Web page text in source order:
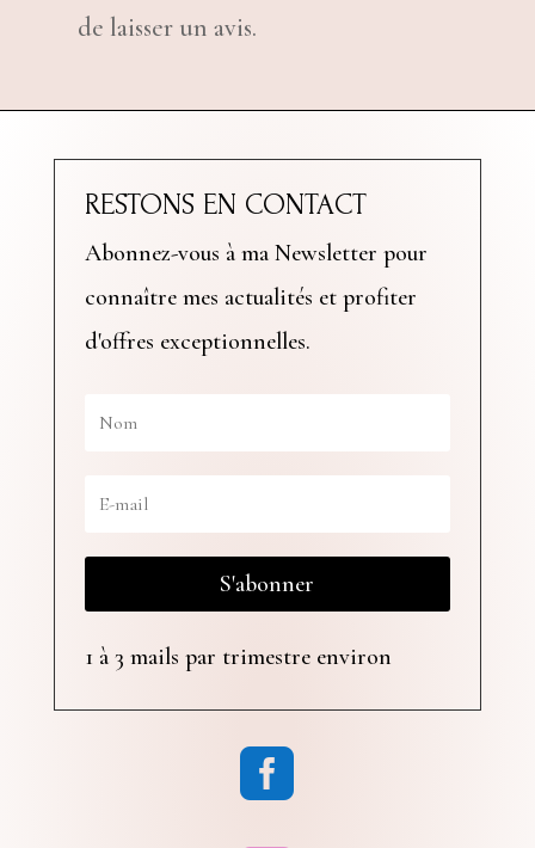
de laisser un avis.
RESTONS EN CONTACT
Abonnez-vous à ma Newsletter pour
connaître mes actualités et profiter
d'offres exceptionnelles.
S'abonner
1 à 3 mails par trimestre environ
